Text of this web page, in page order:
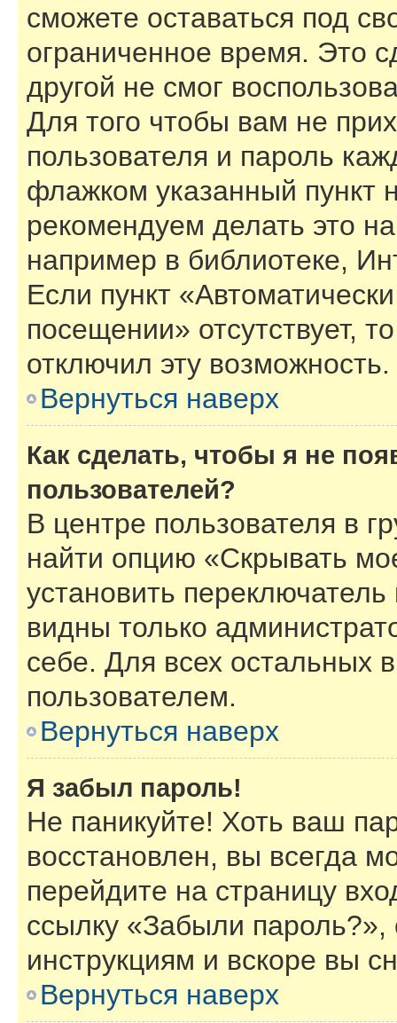
сможете оставаться под
ограниченное время. Это
другой не смог
Для того чтобы вам не
пользователя и пароль
флажком указанный пункт
рекомендуем делать это
например в библиотеке,
Если пункт
посещении» отсутствует,
отключил эту возможность.
Вернуться наверх
Как сделать, чтобы я не
пользователей?
В центре пользователя в
найти опцию «Скрывать
установить
видны только
себе. Для всех остальных
пользователем.
Вернуться наверх
Я забыл пароль!
Не паникуйте! Хоть ваш
восстановлен, вы всегда
перейдите на страницу
ссылку «Забыли
инструкциям и вскоре вы
Вернуться наверх